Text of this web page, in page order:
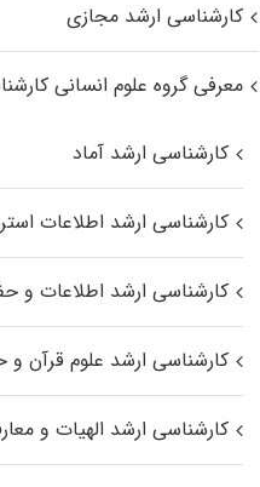
کارشناسی ارشد مجازی
معرفی گروه علوم انسانی
کارشناسی ارشد آماد
کارشناسی ارشد اطلاعات
کارشناسی ارشد اطلاعات و
کارشناسی ارشد علوم قرآن
کارشناسی ارشد الهیات و